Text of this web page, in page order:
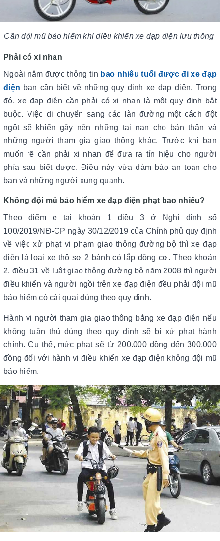
Cần đội mũ bảo hiểm khi điều khiển xe đạp điện lưu thông
Phải có xi nhan
Ngoài nắm được thông tin bao nhiêu tuổi được đi xe đạp
điện bạn cần biết về những quy định xe đạp điện. Trong
đó, xe đạp điện cần phải có xi nhan là một quy định bắt
buộc. Việc di chuyển sang các làn đường một cách đột
ngột sẽ khiến gây nên những tai nạn cho bản thân và
những người tham gia giao thông khác. Trước khi bạn
muốn rẽ cần phải xi nhan để đưa ra tín hiệu cho người
phía sau biết được. Điều này vừa đảm bảo an toàn cho
bạn và những người xung quanh.
Không đội mũ bảo hiểm xe đạp điện phạt bao nhiêu?
Theo điểm e tại khoản 1 điều 3 ở Nghị định số
100/2019/NĐ-CP ngày 30/12/2019 của Chính phủ quy định
về việc xử phạt vi phạm giao thông đường bộ thì xe đạp
điện là loại xe thô sơ 2 bánh có lắp động cơ. Theo khoản
2, điều 31 về luật giao thông đường bộ năm 2008 thì người
điều khiển và người ngồi trên xe đạp điện đều phải đội mũ
bảo hiểm có cài quai đúng theo quy định.
Hành vi người tham gia giao thông bằng xe đạp điện nếu
không tuân thủ đúng theo quy định sẽ bị xử phạt hành
chính. Cụ thể, mức phạt sẽ từ 200.000 đồng đến 300.000
đồng đối với hành vi điều khiển xe đạp điện không đội mũ
bảo hiểm.